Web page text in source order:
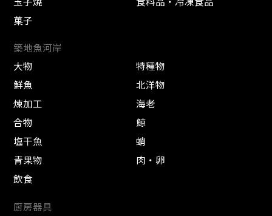
菓子
築地魚河岸
大物
特種物
鮮魚
北洋物
煉加工
海老
合物
鯨
塩干魚
蛸
青果物
肉・卵
飲食
厨房器具